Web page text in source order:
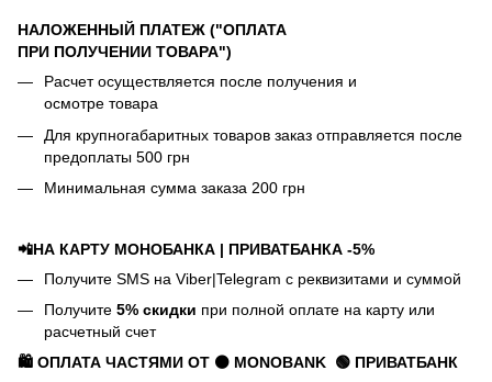
НАЛОЖЕННЫЙ ПЛАТЕЖ ("ОПЛАТА
ПРИ ПОЛУЧЕНИИ ТОВАРА")
Расчет осуществляется после получения и
осмотре товара
Для крупногабаритных товаров заказ отправляется после
предоплаты 500 грн
Минимальная сумма заказа 200 грн
📲НА КАРТУ МОНОБАНКА | ПРИВАТБАНКА -5%
Получите SMS на Viber|Telegram с реквизитами и суммой
Получите 5% скидки при полной оплате на карту или
расчетный счет
🛍️ ОПЛАТА ЧАСТЯМИ ОТ ⚫ MONOBANK 🟢 ПРИВАТБАНК